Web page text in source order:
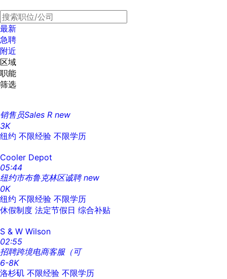
最新
急聘
附近
区域
职能
筛选
销售员Sales R new
3K
纽约 不限经验 不限学历
Cooler Depot
05:44
纽约市布鲁克林区诚聘 new
0K
纽约 不限经验 不限学历
休假制度 法定节假日 综合补贴
S & W Wilson
02:55
招聘跨境电商客服（可
6-8K
洛杉矶 不限经验 不限学历